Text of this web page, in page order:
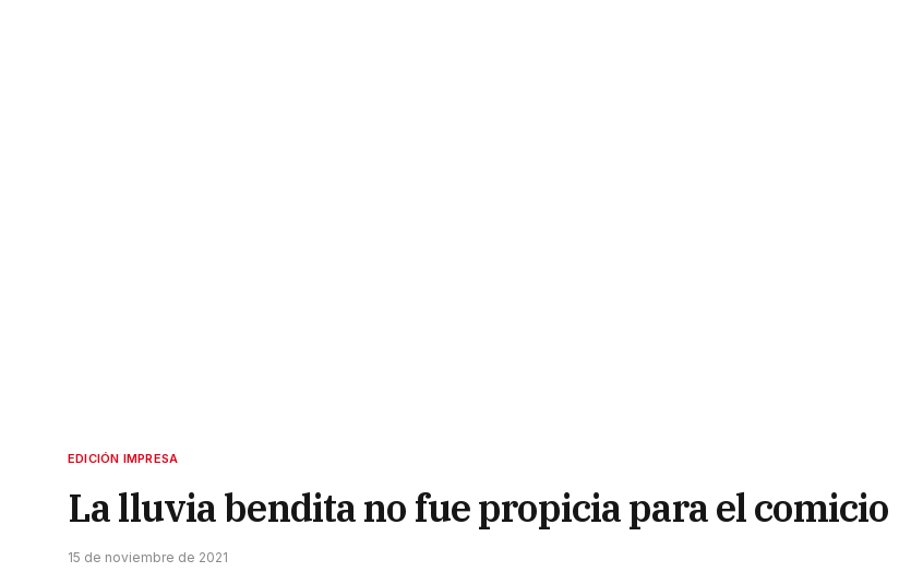
EDICIÓN IMPRESA
La lluvia bendita no fue propicia para el comicio
15 de noviembre de 2021